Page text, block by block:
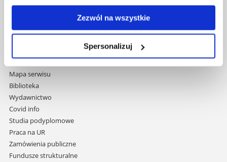
Zezwól na wszystkie
Spersonalizuj
Uniwersytet Rzeszowski
Al. Tadeusza Rejtana 16C
Pomiń
nawigację
i
przejdź
do
treści
Mapa serwisu
Biblioteka
Wydawnictwo
Covid info
Studia podyplomowe
Praca na UR
Zamówienia publiczne
Fundusze strukturalne